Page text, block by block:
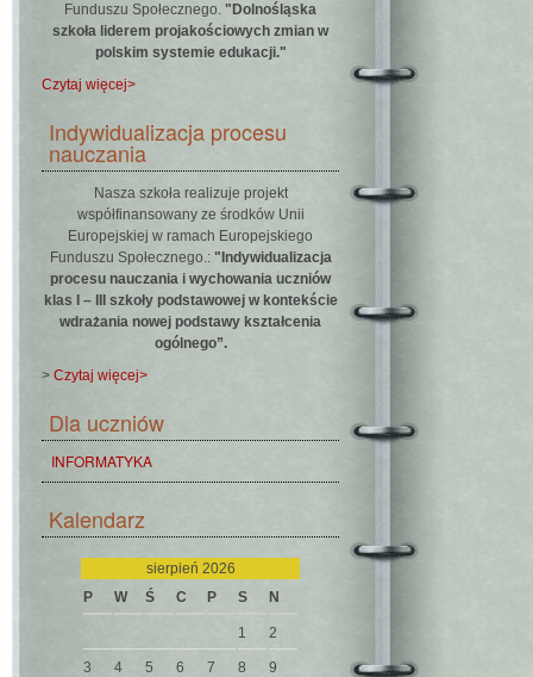
Funduszu Społecznego. "Dolnośląska
szkoła liderem projakościowych zmian w
polskim systemie edukacji."
Czytaj więcej>
Indywidualizacja procesu
nauczania
Nasza szkoła realizuje projekt
współfinansowany ze środków Unii
Europejskiej w ramach Europejskiego
Funduszu Społecznego.: "Indywidualizacja
procesu nauczania i wychowania uczniów
klas I – III szkoły podstawowej w kontekście
wdrażania nowej podstawy kształcenia
ogólnego”.
> Czytaj więcej>
Dla uczniów
INFORMATYKA
Kalendarz
sierpień 2026
P
W Ś C P S N
1 2
3 4 5 6 7 8 9